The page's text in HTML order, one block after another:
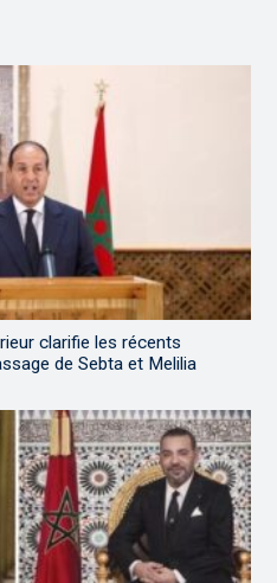
clarifie les récents
de Sebta et Melilia